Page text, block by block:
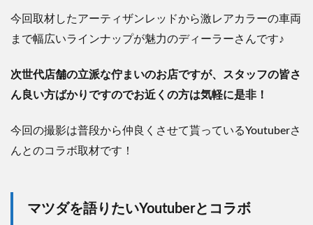
今回取材したアーティザンレッドから激レアカラーの車両
まで幅広いラインナップが魅力のディーラーさんです♪
次世代店舗の立派な佇まいのお店ですが、スタッフの皆さ
ん良い方ばかりですのでお近くの方は気軽に是非！
今回の撮影は普段から仲良くさせて貰っているYoutuberさ
んとのコラボ取材です！
マツダを語りたいYoutuberとコラボ